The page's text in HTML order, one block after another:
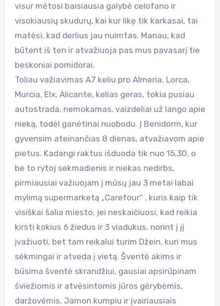
visur mėtosi baisiausia galybė celofano ir
visokiausių skudurų, kai kur likę tik karkasai, tai
matėsi, kad derlius jau nuimtas. Manau, kad
būtent iš ten ir atvažiuoja pas mus pavasarį tie
beskoniai pomidorai.
Toliau važiavimas A7 keliu pro Almeria, Lorca,
Murcia, Elx, Alicante, kelias geras, tokia pusiau
autostrada, nemokamas, vaizdeliai už lango apie
nieką, todėl ganėtinai nuobodu. Į Benidorm, kur
gyvensim ateinančias 8 dienas, atvažiavom apie
pietus. Kadangi raktus išduoda tik nuo 15,30, o
be to rytoj sekmadienis ir niekas nedirbs,
pirmiausiai važiuojam į mūsų jau 3 metai labai
mylimą supermarketą „Carefour“ , kuris kaip tik
visiškai šalia miesto, jei neskaičiuosi, kad reikia
kirsti kokius 6 žiedus ir 3 viadukus, norint į jį
įvažiuoti, bet tam reikalui turim Džein, kuri mus
sėkmingai ir atveda į vietą. Šventė akims ir
būsima šventė skrandžiui, gausiai apsirūpinam
šviežiomis ir atvėsintomis jūros gėrybėmis,
daržovėmis, Jamon kumpiu ir įvairiausiais